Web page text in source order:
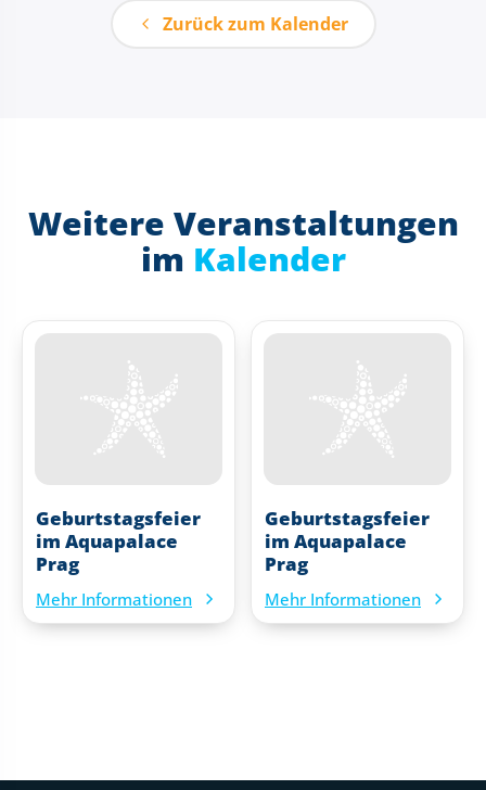
Zurück zum Kalender
Weitere Veranstaltungen
im Kalender
Geburtstagsfeier
im Aquapalace
Prag
Mehr Informationen
Geburtstagsfeier
im Aquapalace
Prag
Mehr Informationen